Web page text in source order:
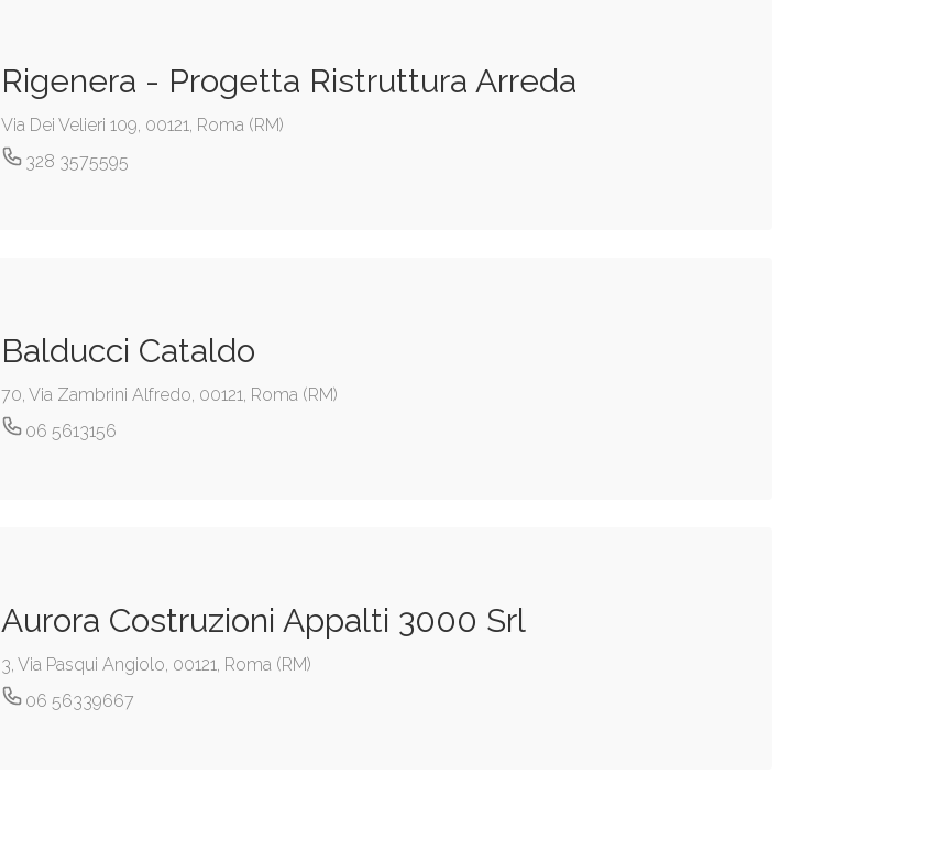
Rigenera - Progetta Ristruttura Arreda
Via Dei Velieri 109, 00121, Roma (RM)
328 3575595
Balducci Cataldo
70, Via Zambrini Alfredo, 00121, Roma (RM)
06 5613156
Aurora Costruzioni Appalti 3000 Srl
3, Via Pasqui Angiolo, 00121, Roma (RM)
06 56339667